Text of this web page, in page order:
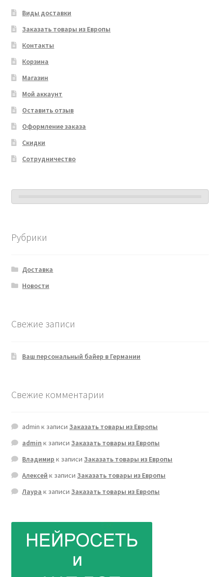
Виды доставки
Заказать товары из Европы
Контакты
Корзина
Магазин
Мой аккаунт
Оставить отзыв
Оформление заказа
Скидки
Сотрудничество
Рубрики
Доставка
Новости
Свежие записи
Ваш персональный байер в Германии
Свежие комментарии
admin к записиЗаказать товары из Европы
admin к записиЗаказать товары из Европы
Владимир к записиЗаказать товары из Европы
Алексей к записиЗаказать товары из Европы
Лаура к записиЗаказать товары из Европы